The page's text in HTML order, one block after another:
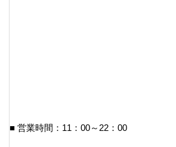
■ 営業時間：11：00～22：00